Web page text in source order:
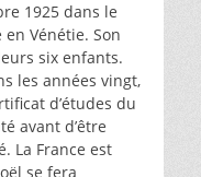
1925 dans le
Vénétie. Son
six enfants.
les années vingt,
d’études du
avant d’être
La France est
se fera